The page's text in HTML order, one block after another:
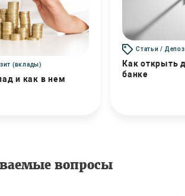
(вклады)
и как в нем
Статьи /
Как открыть
банке
вопросы